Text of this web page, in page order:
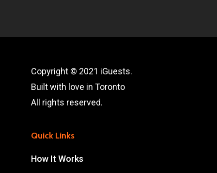
Copyright © 2021 iGuests.
Built with love in Toronto
All rights reserved.
Quick Links
How It Works